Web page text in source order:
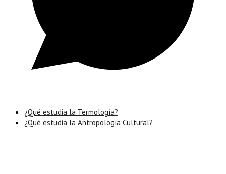
¿Qué estudia la Termología?
¿Qué estudia la Antropología Cultural?